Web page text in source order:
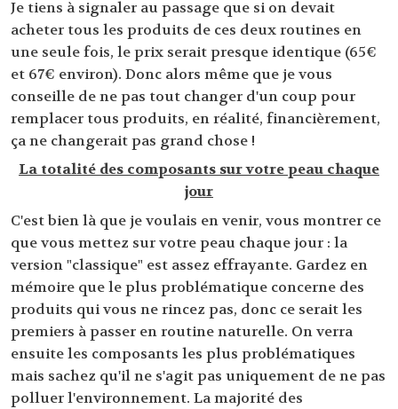
Je tiens à signaler au passage que si on devait
acheter tous les produits de ces deux routines en
une seule fois, le prix serait presque identique (65€
et 67€ environ). Donc alors même que je vous
conseille de ne pas tout changer d'un coup pour
remplacer tous produits, en réalité, financièrement,
ça ne changerait pas grand chose !
La totalité des composants sur votre peau chaque
jour
C'est bien là que je voulais en venir, vous montrer ce
que vous mettez sur votre peau chaque jour : la
version "classique" est assez effrayante. Gardez en
mémoire que le plus problématique concerne des
produits qui vous ne rincez pas, donc ce serait les
premiers à passer en routine naturelle. On verra
ensuite les composants les plus problématiques
mais sachez qu'il ne s'agit pas uniquement de ne pas
polluer l'environnement. La majorité des